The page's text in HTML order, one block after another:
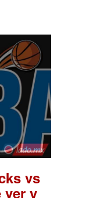
vs
ver y